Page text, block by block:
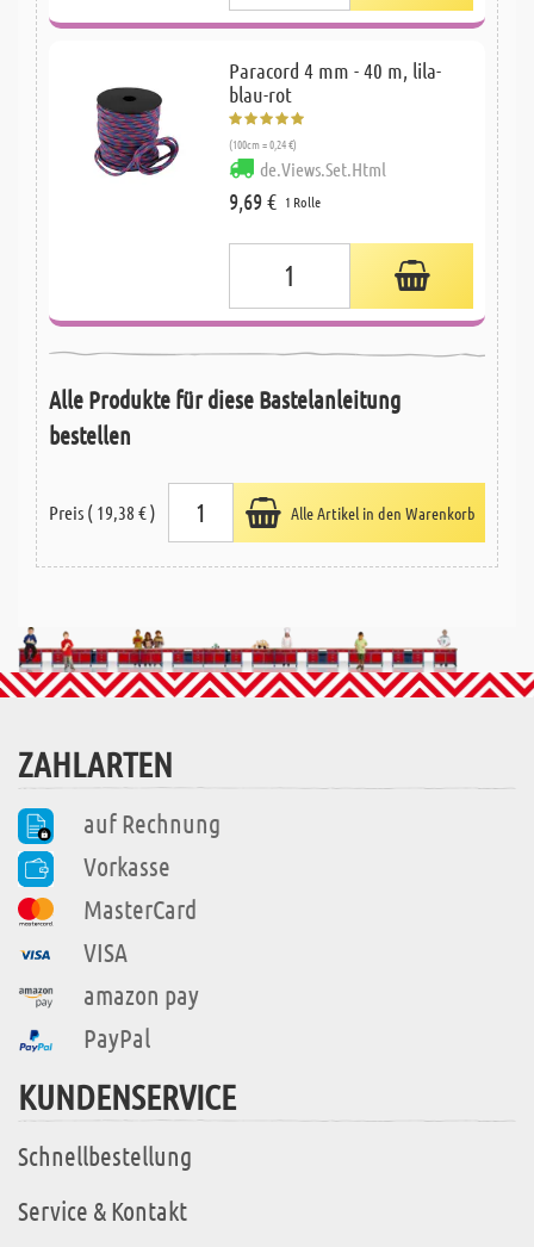
Paracord 4 mm - 40 m, lila-
blau-rot
(100cm = 0,24 €)
de.Views.Set.Html
9,69 € 1 Rolle
Alle Produkte für diese Bastelanleitung
bestellen
Preis ( 19,38 € ) Alle Artikel in den Warenkorb
ZAHLARTEN
auf Rechnung
Vorkasse
MasterCard
VISA
amazon pay
PayPal
KUNDENSERVICE
Schnellbestellung
Service & Kontakt